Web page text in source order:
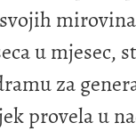
u mjesec,
za
provela u